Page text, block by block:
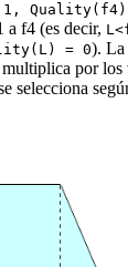
Quality(f4)
a f4 (es decir,
= 0). La
por los
selecciona